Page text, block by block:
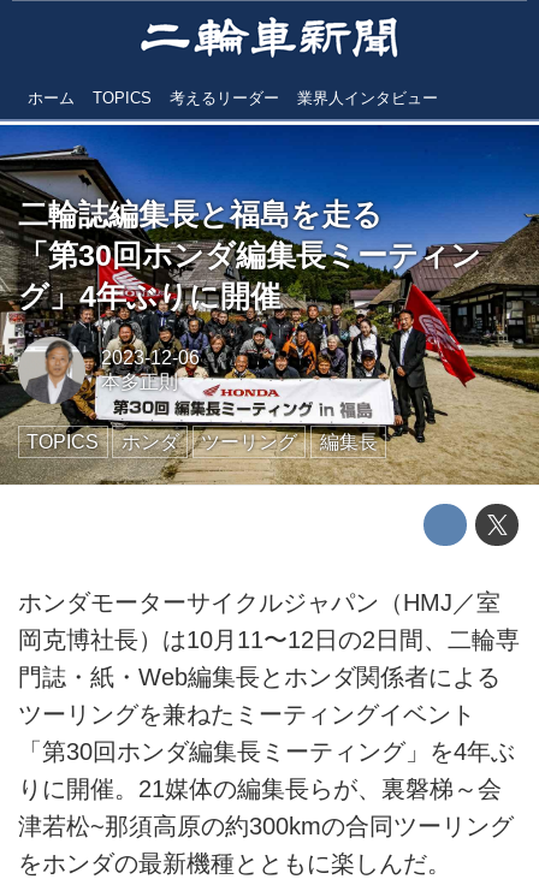
ホーム TOPICS 考えるリーダー 業界人インタビュー
二輪誌編集長と福島を走る
「第30回ホンダ編集長ミーティン
グ」4年ぶりに開催
2023-12-06
本多正則
TOPICS ホンダ ツーリング 編集長
ホンダモーターサイクルジャパン（HMJ／室
岡克博社長）は10月11〜12日の2日間、二輪専
門誌・紙・Web編集長とホンダ関係者による
ツーリングを兼ねたミーティングイベント
「第30回ホンダ編集長ミーティング」を4年ぶ
りに開催。21媒体の編集長らが、裏磐梯～会
津若松~那須高原の約300kmの合同ツーリング
をホンダの最新機種とともに楽しんだ。